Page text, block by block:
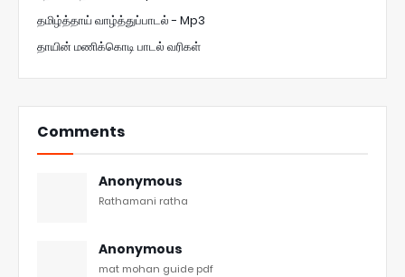
தமிழ்த்தாய் வாழ்த்துப்பாடல் - Mp3
தாயின் மணிக்கொடி பாடல் வரிகள்
Comments
Anonymous
Rathamani ratha
Anonymous
mat mohan guide pdf